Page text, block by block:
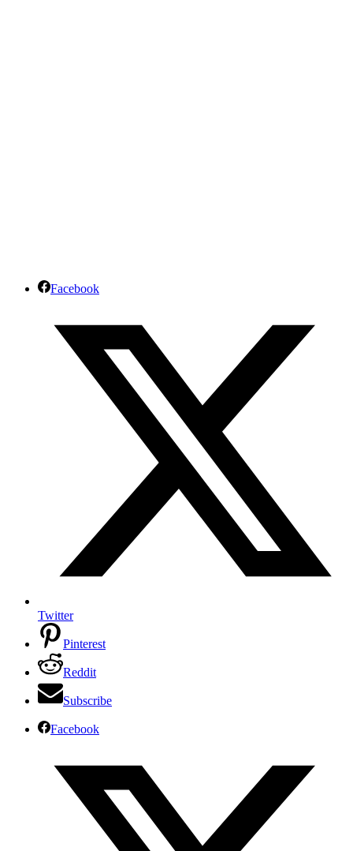
Facebook
Twitter
Pinterest
Reddit
Subscribe
Facebook